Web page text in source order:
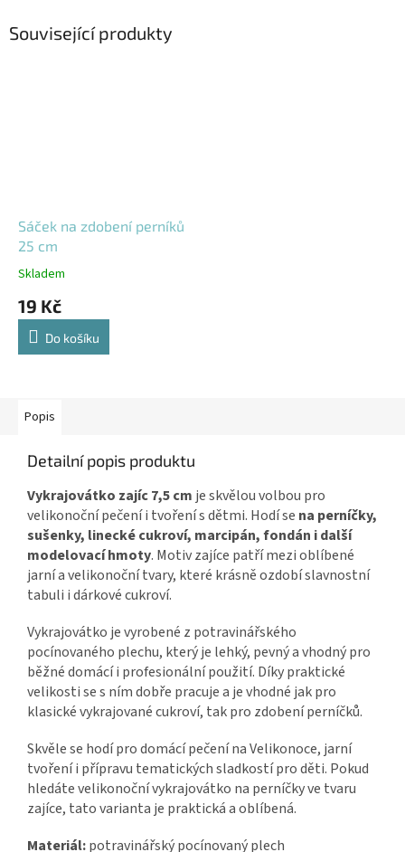
Související produkty
Sáček na zdobení perníků
25 cm
Skladem
19 Kč
Do košíku
Popis
Detailní popis produktu
Vykrajovátko zajíc 7,5 cm je skvělou volbou pro
velikonoční pečení i tvoření s dětmi. Hodí se na perníčky,
sušenky, linecké cukroví, marcipán, fondán idalší
modelovací hmoty. Motiv zajíce patří mezi oblíbené
jarní a velikonoční tvary, které krásně ozdobí slavnostní
tabuli i dárkové cukroví.
Vykrajovátko je vyrobené z potravinářského
pocínovaného plechu, který je lehký, pevný a vhodný pro
běžné domácí i profesionální použití. Díky praktické
velikosti se s ním dobře pracuje a je vhodné jak pro
klasické vykrajované cukroví, tak pro zdobení perníčků.
Skvěle se hodí pro domácí pečení na Velikonoce, jarní
tvoření i přípravu tematických sladkostí pro děti. Pokud
hledáte velikonoční vykrajovátko na perníčky ve tvaru
zajíce, tato varianta je praktická a oblíbená.
Materiál:potravinářský pocínovaný plech